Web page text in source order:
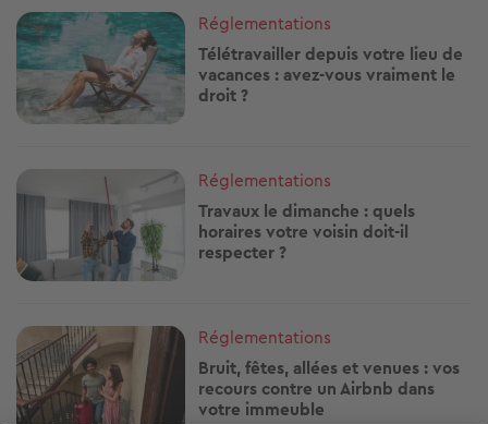
Image
Réglementations
Télétravailler depuis votre lieu de
vacances : avez-vous vraiment le
droit ?
Image
Réglementations
Travaux le dimanche : quels
horaires votre voisin doit-il
respecter ?
Image
Réglementations
Bruit, fêtes, allées et venues : vos
recours contre un Airbnb dans
votre immeuble